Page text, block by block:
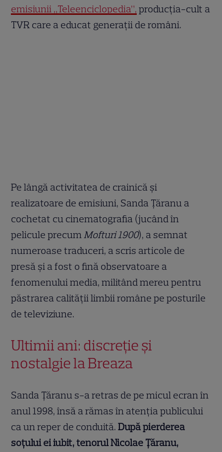
emisiunii „Teleenciclopedia”, producția-cult a
TVR care a educat generații de români.
Pe lângă activitatea de crainică și
realizatoare de emisiuni, Sanda Țăranu a
cochetat cu cinematografia (jucând în
pelicule precumMofturi 1900), a semnat
numeroase traduceri, a scris articole de
presă și a fost o fină observatoare a
fenomenului media, militând mereu pentru
păstrarea calității limbii române pe posturile
de televiziune.
Ultimii ani: discreție și
nostalgie la Breaza
Sanda Țăranu s-a retras de pe micul ecran în
anul 1998, însă a rămas în atenția publicului
ca un reper de conduită.După pierderea
soțului ei iubit, tenorul Nicolae Țăranu,